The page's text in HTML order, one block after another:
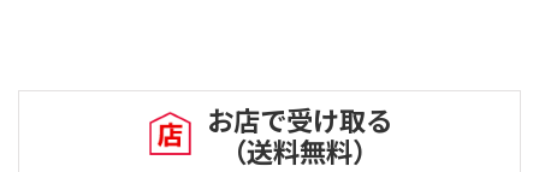
お店で受け取る
（送料無料）